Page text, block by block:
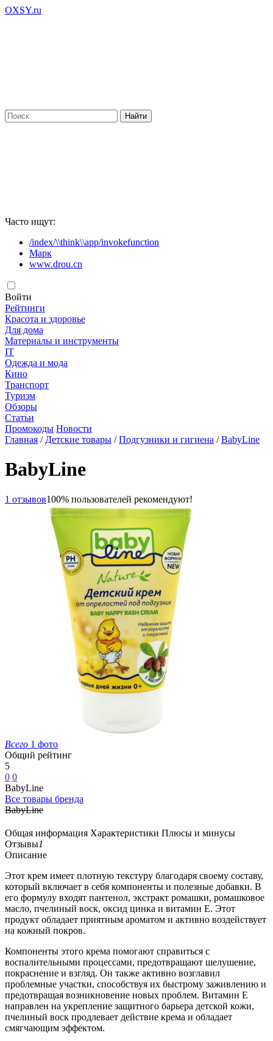
OXSY.ru
Часто ищут:
/index/\\think\\app/invokefunction
Марк
www.drou.cn
Войти
Рейтинги
Красота и здоровье
Для дома
Материалы и инструменты
IT
Одежда и мода
Кино
Транспорт
Туризм
Обзоры
Статьи
Промокоды Новости
Главная / Детские товары /Подгузники и гигиена /BabyLine
BabyLine
1 отзывов100% пользователей рекомендуют!
Всего 1 фото
Общий рейтинг
5
0 0
BabyLine
Все товары бренда
BabyLine
Общая информация Характеристики Плюсы и минусы
Отзывы1
Описание
Этот крем имеет плотную текстуру благодаря своему составу,
который включает в себя компоненты и полезные добавки. В
его формулу входят пантенол, экстракт ромашки, ромашковое
масло, пчелиный воск, оксид цинка и витамин Е. Этот
продукт обладает приятным ароматом и активно воздействует
на кожный покров.
Компоненты этого крема помогают справиться с
воспалительными процессами, предотвращают шелушение,
покраснение и взгляд. Он также активно возглавил
проблемные участки, способствуя их быстрому заживлению и
предотвращая возникновение новых проблем. Витамин Е
направлен на укрепление защитного барьера детской кожи,
пчелиный воск продлевает действие крема и обладает
смягчающим эффектом.